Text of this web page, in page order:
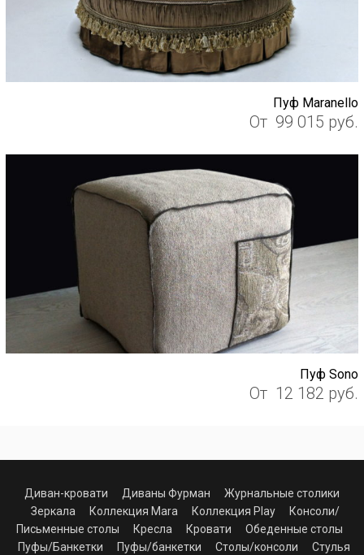
Пуф Maranello
От 99 015 руб.
Пуф Sono
От 12 182 руб.
Диван-кровати Диваны Фурман
Журнальные столики
Зеркала
Коллекция Mara Коллекция Play
Консоли/
Письменные столы
Кресла Кровати
Обеденные столы
Пуфы/Банкетки
Пуфы/банкетки Столы/консоли Стулья